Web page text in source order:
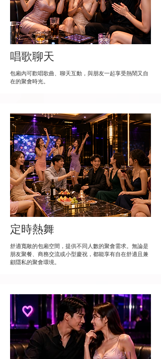
唱歌聊天
包廂內可歡唱歌曲、聊天互動，與朋友一起享受熱鬧又自
在的聚會時光。
定時熱舞
舒適寬敞的包廂空間，提供不同人數的聚會需求。無論是
朋友聚餐、商務交流或小型慶祝，都能享有自在舒適且兼
顧隱私的聚會環境。